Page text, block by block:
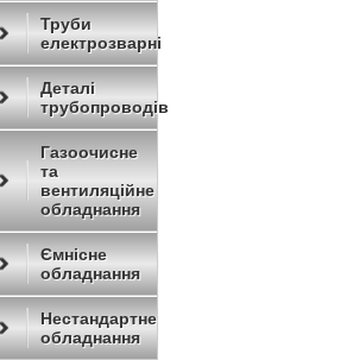
Труби
електрозварні
Деталі
трубопроводів
Газоочисне
та
вентиляційне
обладнання
Ємнісне
обладнання
Нестандартне
обладнання